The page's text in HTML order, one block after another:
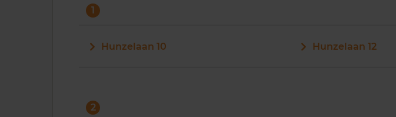
1
Hunzelaan 10 Hunzelaan 12
2